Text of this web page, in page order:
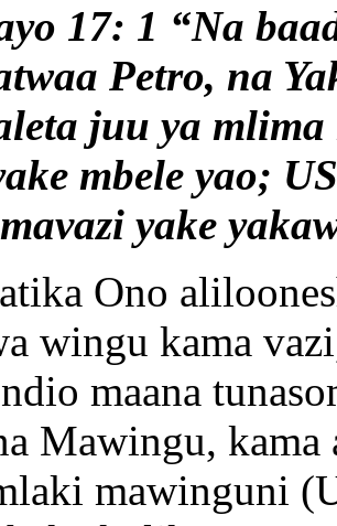
17: 1 “Na
Petro, na
juu ya
mbele yao;
yake
Ono
wingu kama
maana
Mawingu,
mawinguni